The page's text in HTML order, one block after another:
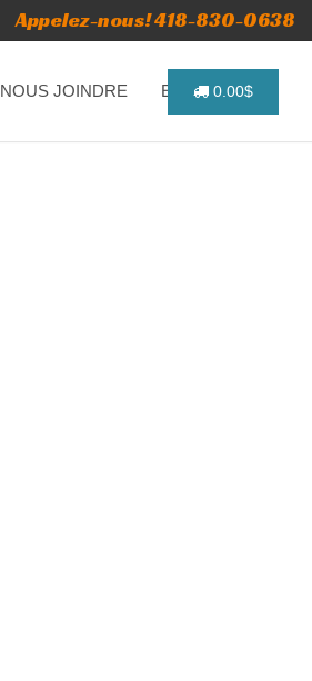
Appelez-nous! 418-830-0638
NOUS JOINDRE ENGLISH
0.00$